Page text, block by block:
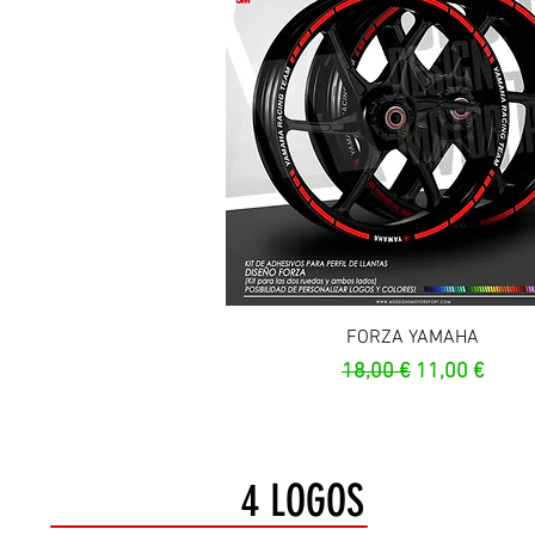
Aperçu rapide
FORZA YAMAHA
Prix original
18,00 € Prix
11,00 €
4 LOGOS